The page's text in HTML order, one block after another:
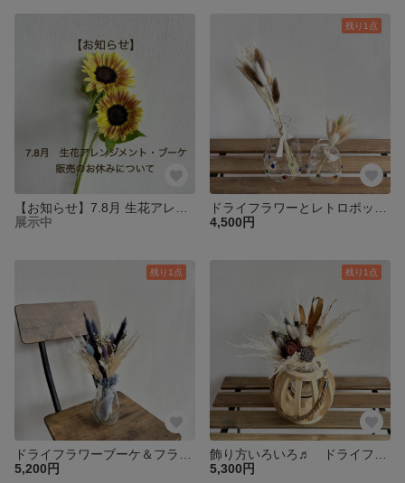
展示中
残り1点
4,500円
残り1点
5,200円
残り1点
5,300円